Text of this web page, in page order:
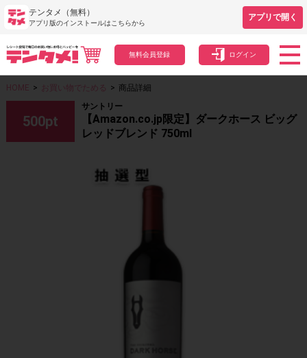
テンタメ（無料）
アプリ版のインストールはこちらから
アプリで開く
無料会員登録 ログイン
HOME > お買い物でためる > 商品詳細
500pt
サントリー
【Amazon.co.jp限定】ダークホース ビッグ
レッドブレンド 750ml